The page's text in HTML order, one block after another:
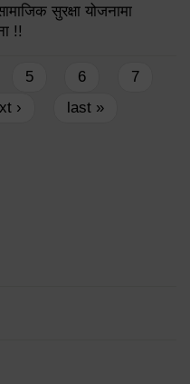
सुरक्षा योजनामा
!!
5 6
7
› last »